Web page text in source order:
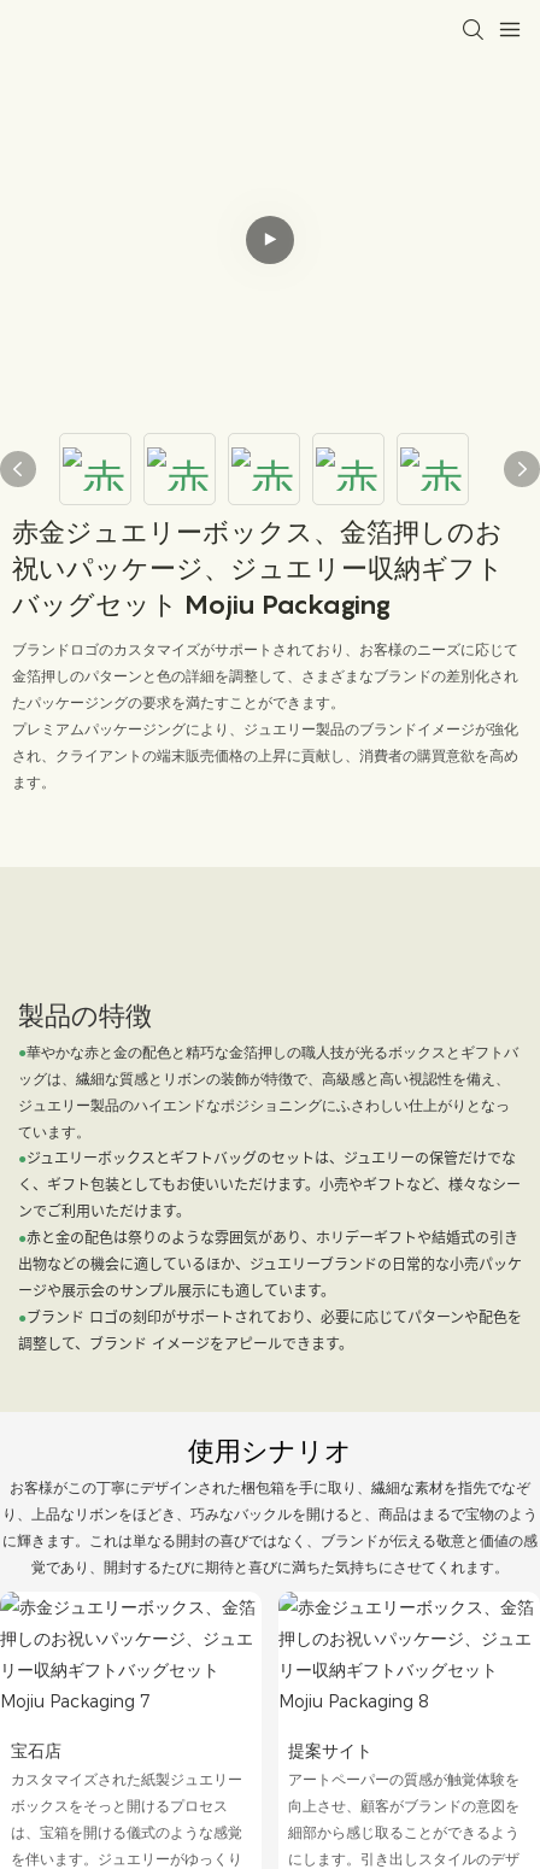
赤金ジュエリーボックス、金箔押しのお
祝いパッケージ、ジュエリー収納ギフト
バッグセット Mojiu Packaging
ブランドロゴのカスタマイズがサポートされており、お客様のニーズに応じて
金箔押しのパターンと色の詳細を調整して、さまざまなブランドの差別化され
たパッケージングの要求を満たすことができます。
プレミアムパッケージングにより、ジュエリー製品のブランドイメージが強化
され、クライアントの端末販売価格の上昇に貢献し、消費者の購買意欲を高め
ます。
製品の特徴
●華やかな赤と金の配色と精巧な金箔押しの職人技が光るボックスとギフトバ
ッグは、繊細な質感とリボンの装飾が特徴で、高級感と高い視認性を備え、
ジュエリー製品のハイエンドなポジショニングにふさわしい仕上がりとなっ
ています。
●ジュエリーボックスとギフトバッグのセットは、ジュエリーの保管だけでな
く、ギフト包装としてもお使いいただけます。小売やギフトなど、様々なシー
ンでご利用いただけます。
●赤と金の配色は祭りのような雰囲気があり、ホリデーギフトや結婚式の引き
出物などの機会に適しているほか、ジュエリーブランドの日常的な小売パッケ
ージや展示会のサンプル展示にも適しています。
●ブランド ロゴの刻印がサポートされており、必要に応じてパターンや配色を
調整して、ブランド イメージをアピールできます。
使用シナリオ
お客様がこの丁寧にデザインされた梱包箱を手に取り、繊細な素材を指先でなぞ
り、上品なリボンをほどき、巧みなバックルを開けると、商品はまるで宝物のよう
に輝きます。これは単なる開封の喜びではなく、ブランドが伝える敬意と価値の感
覚であり、開封するたびに期待と喜びに満ちた気持ちにさせてくれます。
宝石店
カスタマイズされた紙製ジュエリー
ボックスをそっと開けるプロセス
は、宝箱を開ける儀式のような感覚
を伴います。ジュエリーがゆっくり
提案サイト
アートペーパーの質感が触覚体験を
向上させ、顧客がブランドの意図を
細部から感じ取ることができるよう
にします。引き出しスタイルのデザ